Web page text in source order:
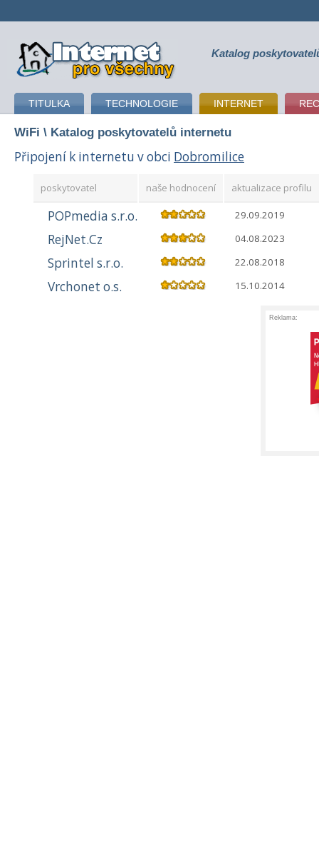
připojení k internetu Katalog
TITULKA TECHNOLOGIE INTERNET
WiFi \ Katalog poskytovatelů internetu
Připojení k internetu v obci Dobromilice
poskytovatel naše hodnocení aktualizace profilu
POPmedia s.r.o. 29.09.2019
RejNet.Cz 04.08.2023
Sprintel s.r.o. 22.08.2018
Vrchonet o.s. 15.10.2014
Reklama: